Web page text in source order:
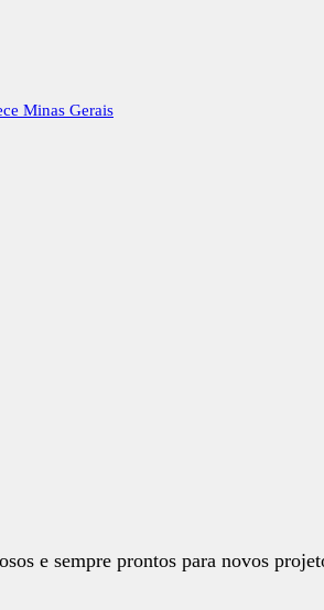
Minas Gerais
e sempre prontos para novos